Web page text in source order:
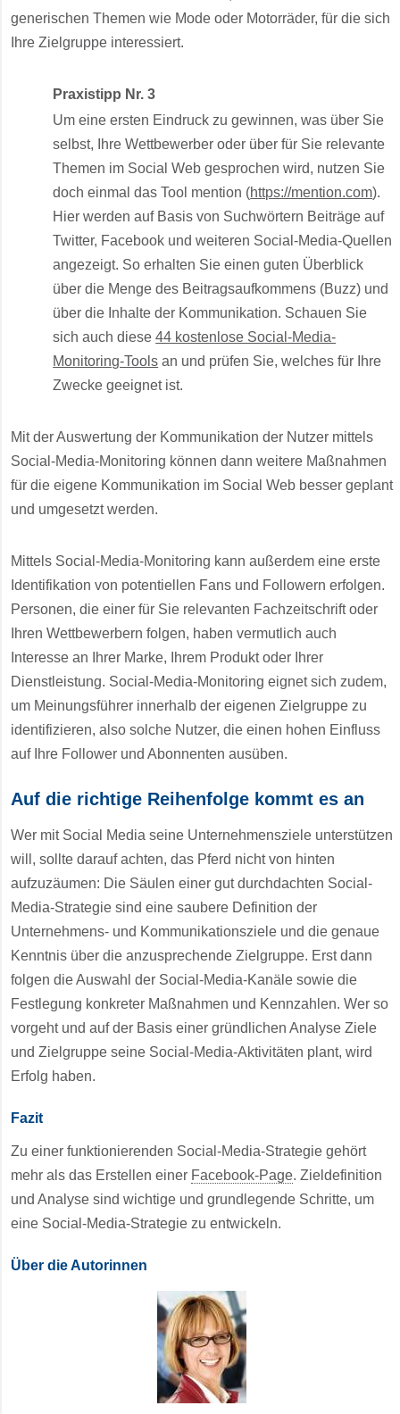
generischen Themen wie Mode oder Motorräder, für die sich
Ihre Zielgruppe interessiert.
Praxistipp Nr. 3
Um eine ersten Eindruck zu gewinnen, was über Sie
selbst, Ihre Wettbewerber oder über für Sie relevante
Themen im Social Web gesprochen wird, nutzen Sie
doch einmal das Tool mention (https://mention.com).
Hier werden auf Basis von Suchwörtern Beiträge auf
Twitter, Facebook und weiteren Social-Media-Quellen
angezeigt. So erhalten Sie einen guten Überblick
über die Menge des Beitragsaufkommens (Buzz) und
über die Inhalte der Kommunikation. Schauen Sie
sich auch diese44 kostenlose Social-Media-
Monitoring-Tools an und prüfen Sie, welches für Ihre
Zwecke geeignet ist.
Mit der Auswertung der Kommunikation der Nutzer mittels
Social-Media-Monitoring können dann weitere Maßnahmen
für die eigene Kommunikation im Social Web besser geplant
und umgesetzt werden.
Mittels Social-Media-Monitoring kann außerdem eine erste
Identifikation von potentiellen Fans und Followern erfolgen.
Personen, die einer für Sie relevanten Fachzeitschrift oder
Ihren Wettbewerbern folgen, haben vermutlich auch
Interesse an Ihrer Marke, Ihrem Produkt oder Ihrer
Dienstleistung. Social-Media-Monitoring eignet sich zudem,
um Meinungsführer innerhalb der eigenen Zielgruppe zu
identifizieren, also solche Nutzer, die einen hohen Einfluss
auf Ihre Follower und Abonnenten ausüben.
Auf die richtige Reihenfolge kommt es an
Wer mit Social Media seine Unternehmensziele unterstützen
will, sollte darauf achten, das Pferd nicht von hinten
aufzuzäumen: Die Säulen einer gut durchdachten Social-
Media-Strategie sind eine saubere Definition der
Unternehmens- und Kommunikationsziele und die genaue
Kenntnis über die anzusprechende Zielgruppe. Erst dann
folgen die Auswahl der Social-Media-Kanäle sowie die
Festlegung konkreter Maßnahmen und Kennzahlen. Wer so
vorgeht und auf der Basis einer gründlichen Analyse Ziele
und Zielgruppe seine Social-Media-Aktivitäten plant, wird
Erfolg haben.
Fazit
Zu einer funktionierenden Social-Media-Strategie gehört
mehr als das Erstellen einer Facebook-Page. Zieldefinition
und Analyse sind wichtige und grundlegende Schritte, um
eine Social-Media-Strategie zu entwickeln.
Über die Autorinnen